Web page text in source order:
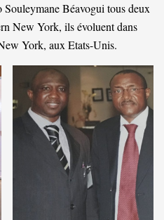
Béavogui tous deux
New York, ils évoluent dans
York, aux Etats-Unis.